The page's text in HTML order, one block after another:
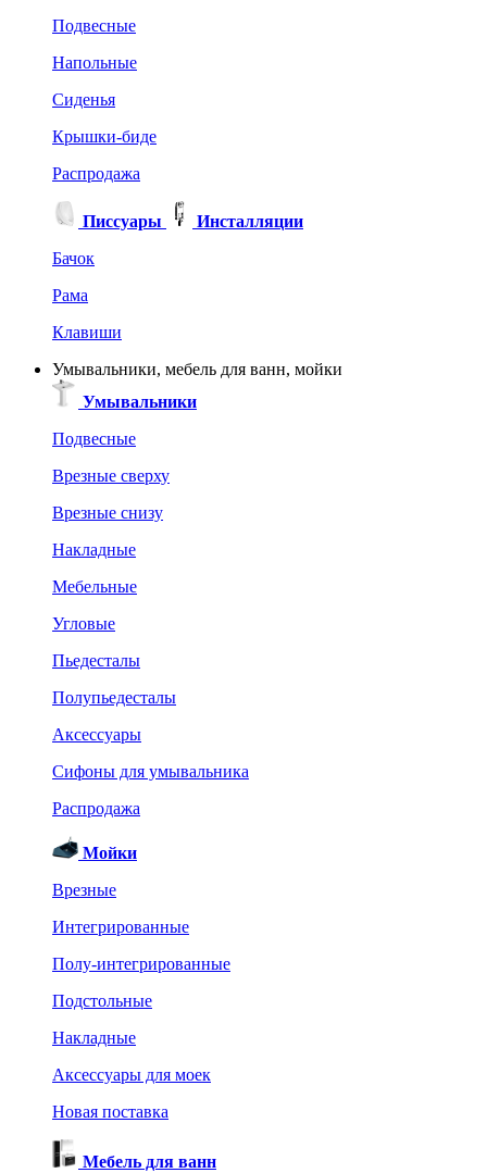
Подвесные
Напольные
Сиденья
Крышки-биде
Распродажа
Писсуары
Инсталляции
Бачок
Рама
Клавиши
Умывальники, мебель для ванн, мойки
Умывальники
Подвесные
Врезные сверху
Врезные снизу
Накладные
Мебельные
Угловые
Пьедесталы
Полупьедесталы
Аксессуары
Сифоны для умывальника
Распродажа
Мойки
Врезные
Интегрированные
Полу-интегрированные
Подстольные
Накладные
Аксессуары для моек
Новая поставка
Мебель для ванн